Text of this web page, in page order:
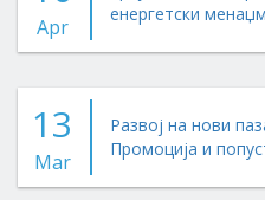
Apr
енергетски
13
Mar
Развој на нови
Промоција и